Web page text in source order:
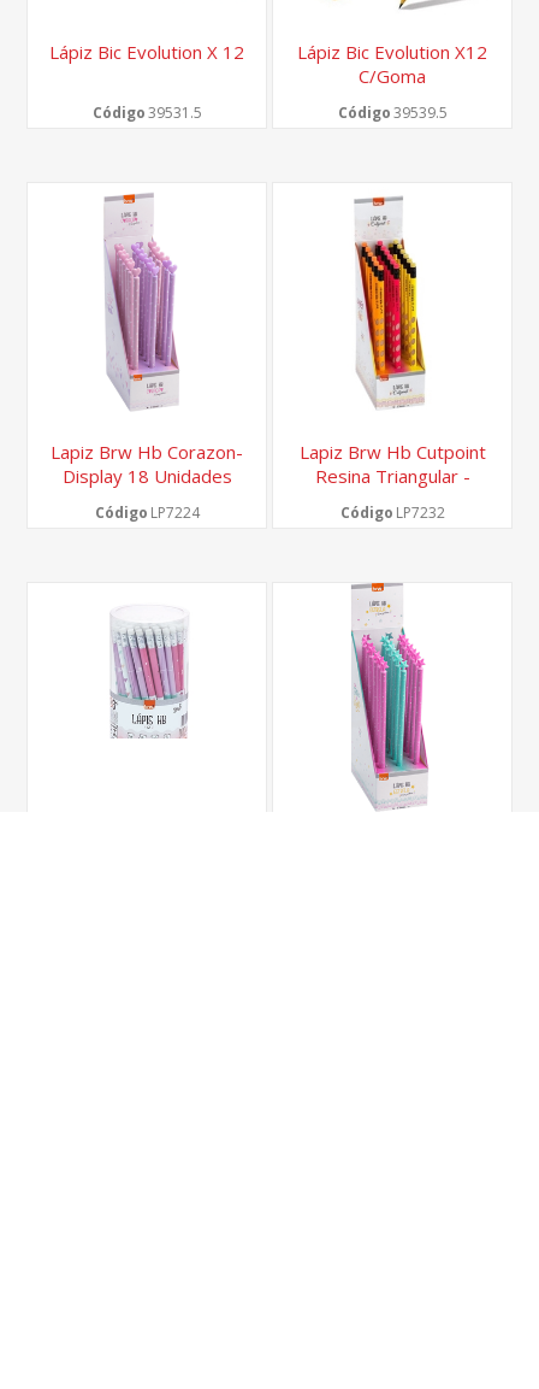
Lápiz Bic Evolution X 12
Código39531.5
Lápiz Bic Evolution X12
C/goma
Código39539.5
Lapiz Brw Hb Corazon-
Display 18 Unidades
Código LP7224
Lapiz Brw Hb Cutpoint
Resina Triangular -
Display 18 Unidades
Código LP7232